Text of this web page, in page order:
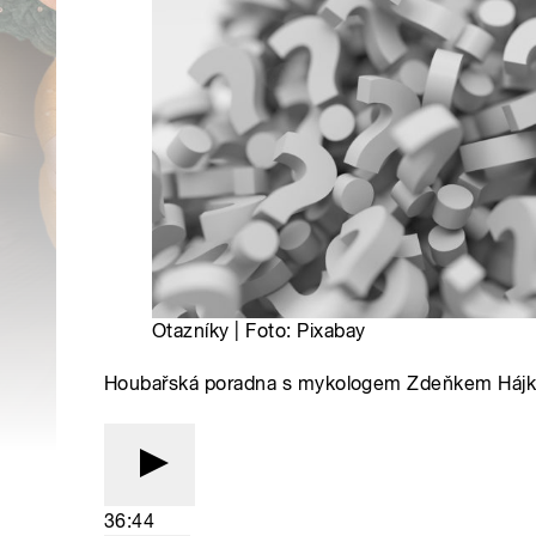
Otazníky | Foto: Pixabay
Houbařská poradna s mykologem Zdeňkem
36:44